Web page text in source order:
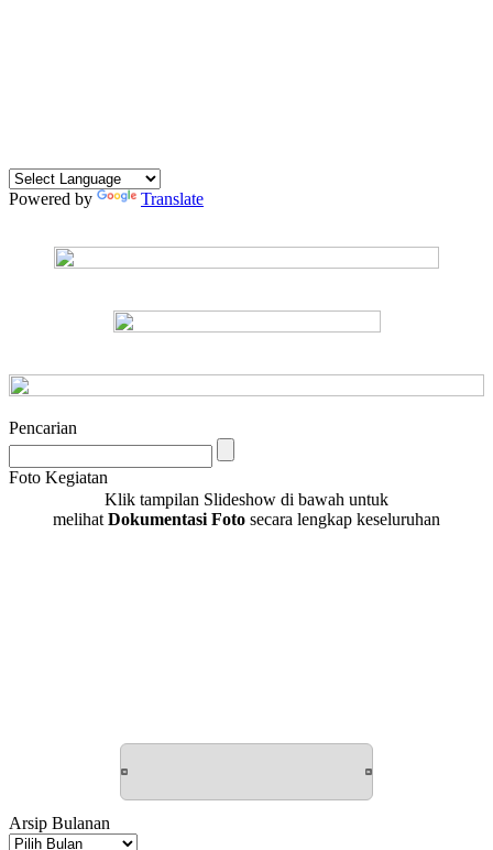
Powered by Translate
Pencarian
Foto Kegiatan
Klik tampilan Slideshow di bawah untuk
melihat Dokumentasi Foto secara lengkap keseluruhan
Arsip Bulanan
Arsip